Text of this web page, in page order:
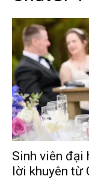
Sinh viên đại
lời khuyên từ